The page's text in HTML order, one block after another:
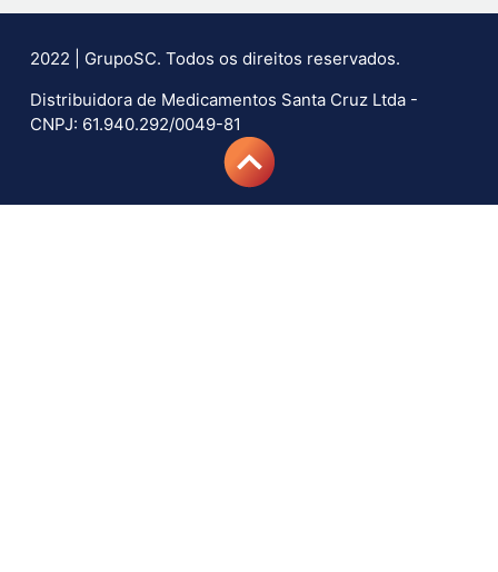
2022 | GrupoSC. Todos os direitos reservados.
Distribuidora de Medicamentos Santa Cruz Ltda -
CNPJ: 61.940.292/0049-81